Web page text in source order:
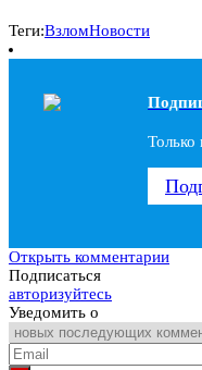
Теги:ВзломНовости
Только
Открыть комментарии
Подписаться
авторизуйтесь
Уведомить о